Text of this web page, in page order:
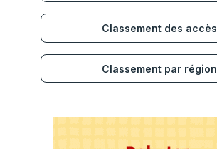
Classement des accès
Classement par région